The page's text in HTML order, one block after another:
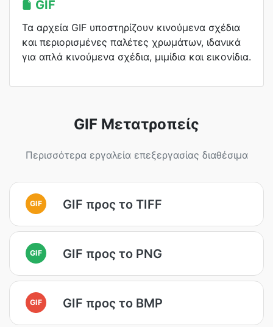
GIF
Τα αρχεία GIF υποστηρίζουν κινούμενα σχέδια
και περιορισμένες παλέτες χρωμάτων, ιδανικά
για απλά κινούμενα σχέδια, μιμίδια και εικονίδια.
GIF Μετατροπείς
Περισσότερα εργαλεία επεξεργασίας διαθέσιμα
GIF GIF προς το TIFF
GIF GIF προς το PNG
GIF GIF προς το BMP